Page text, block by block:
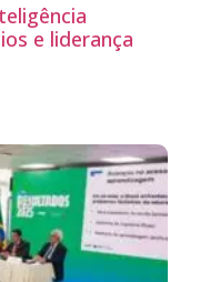
e liderança